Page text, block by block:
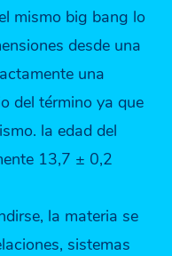
mismo big bang lo
desde una
una
del término ya que
la edad del
13,7 ± 0,2
la materia se
sistemas